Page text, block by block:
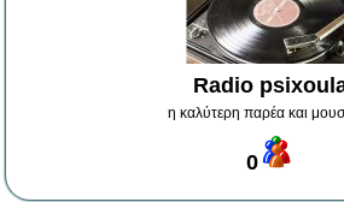
Radio
η καλύτερη παρέα και
0